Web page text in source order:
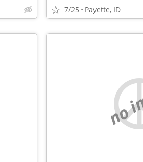
7/25 Payette, ID
no